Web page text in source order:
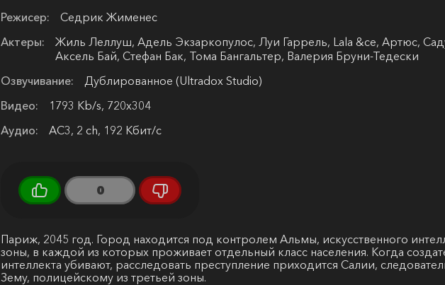
Режисер:
Седрик Жименес
Актеры:
Жиль Леллуш, Адель Экзаркопулос, Луи Гаррель, Lala &ce, Артюс,
Аксель Бай, Стефан Бак, Тома Бангальтер, Валерия Бруни-Тедески
Озвучивание:
Дублированное (Ultradox Studio)
Видео:
1793 Kb/s, 720x304
Аудио:
AC3, 2 ch, 192 Кбит/с
0
Париж, 2045 год. Город находится под контролем Альмы, искусственного
зоны, в каждой из которых проживает отдельный класс населения. Когда
интеллекта убивают, расследовать преступление приходится Салии,
Зему, полицейскому из третьей зоны.